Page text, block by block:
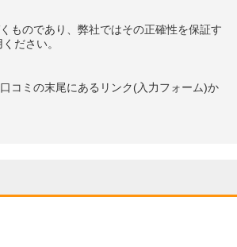
ものであり、弊社ではその正確性を保証す
ださい。
コミの末尾にあるリンク(入力フォーム)か